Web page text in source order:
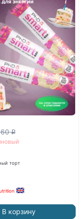
q
торт
В корзину